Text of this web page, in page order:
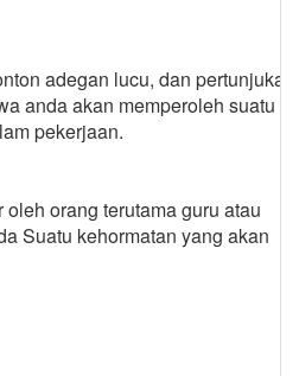
adegan lucu, dan pertunjukan
anda akan memperoleh suatu
pekerjaan.
orang terutama guru atau
Suatu kehormatan yang akan